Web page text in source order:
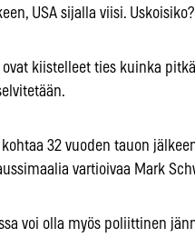
USA sijalla viisi. Uskoisiko?
ovat kiistelleet ties kuinka
32 vuoden tauon
vartioivaa Mark
voi olla myös poliittinen